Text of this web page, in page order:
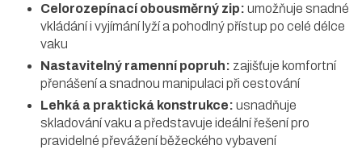
Celorozepínací obousměrný zip: umožňuje snadné
vkládání i vyjímání lyží a pohodlný přístup po celé délce
vaku
Nastavitelný ramenní popruh: zajišťuje komfortní
přenášení a snadnou manipulaci při cestování
Lehká a praktická konstrukce: usnadňuje
skladování vaku a představuje ideální řešení pro
pravidelné převážení běžeckého vybavení